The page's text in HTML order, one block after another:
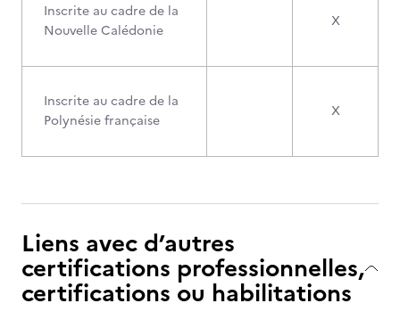
Inscrite au cadre de la
Nouvelle Calédonie
X
Inscrite au cadre de la
Polynésie française
X
Liens avec d’autres
certifications professionnelles,
certifications ou habilitations